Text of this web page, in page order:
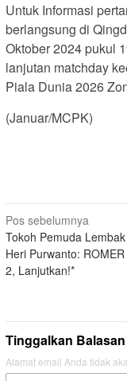
Untuk Informasi
berlangsung di
Oktober 2024 pukul
lanjutan matchday
Piala Dunia 2026
(Januar/MCPK)
Navigasi
pos
Pos sebelumnya
Tokoh Pemuda
Heri Purwanto:
2, Lanjutkan!*
Tinggalkan Balasan
Alamat email Anda tidak